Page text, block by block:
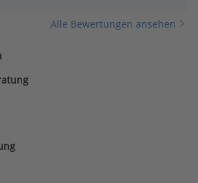
Alle Bewertungen ansehen